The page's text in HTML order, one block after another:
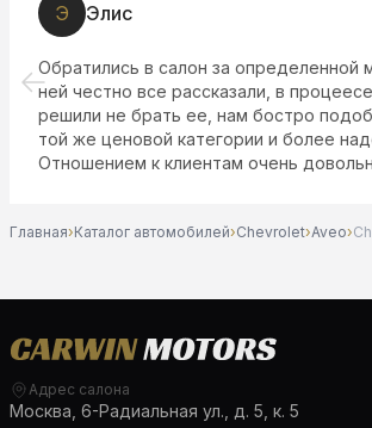
Э Элис
Обратились в салон за определенной
ней честно все рассказали, в
решили не брать ее, нам бостро
той же ценовой категории и более
Отношением к клиентам очень
Главная›Каталог автомобилей›Chevrolet›Aveo›
Адрес салона
Москва, 6-Радиальная ул., д. 5, к. 5